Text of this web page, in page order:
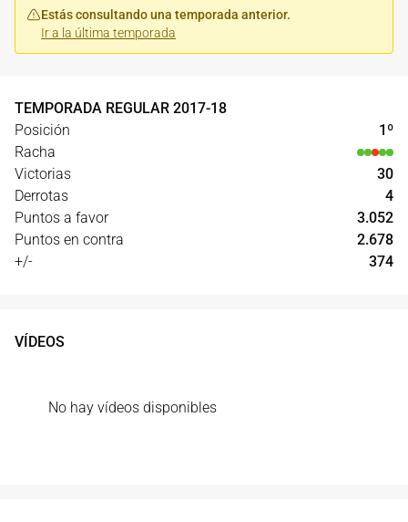
Estás consultando una temporada anterior.
Ir a la última temporada
TEMPORADA REGULAR 2017-18
Posición
1 º
Racha
Victorias
30
Derrotas
4
Puntos a favor
3.052
Puntos en contra
2.678
+/-
374
VÍDEOS
No hay vídeos disponibles